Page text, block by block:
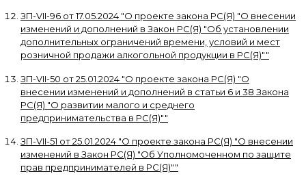
ЗП-VII-96 от17.05.2024 "О проекте закона РС(Я) "О внесении
изменений и дополнений в Закон РС(Я) "Об установлении
дополнительных ограничений времени, условий и мест
розничной продажи алкогольной продукции в РС(Я)""
ЗП-VII-50 от25.01.2024 "О проекте закона РС(Я) "О
внесении изменений и дополнений в статьи 6 и 38 Закона
РС(Я) "О развитии малого и среднего
предпринимательства в РС(Я)""
ЗП-VII-51 от25.01.2024 "О проекте закона РС(Я) "О внесении
изменений в Закон РС(Я) "Об Уполномоченном по защите
прав предпринимателей в РС(Я)""